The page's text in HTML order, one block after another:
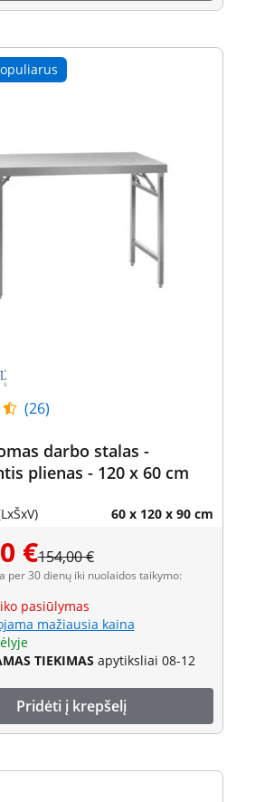
(26)
darbo stalas -
plienas - 120 x 60 cm
60 x 120 x 90 cm
€154,00 €
per 30 dienų iki nuolaidos taikymo:
pasiūlymas
mažiausia kaina
TIEKIMAS apytiksliai 08-12
Pridėti į krepšelį